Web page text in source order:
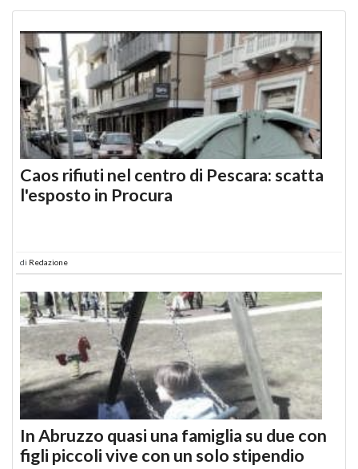
Caos rifiuti nel centro di Pescara: scatta
l'esposto in Procura
di Redazione
In Abruzzo quasi una famiglia su due con
figli piccoli vive con un solo stipendio